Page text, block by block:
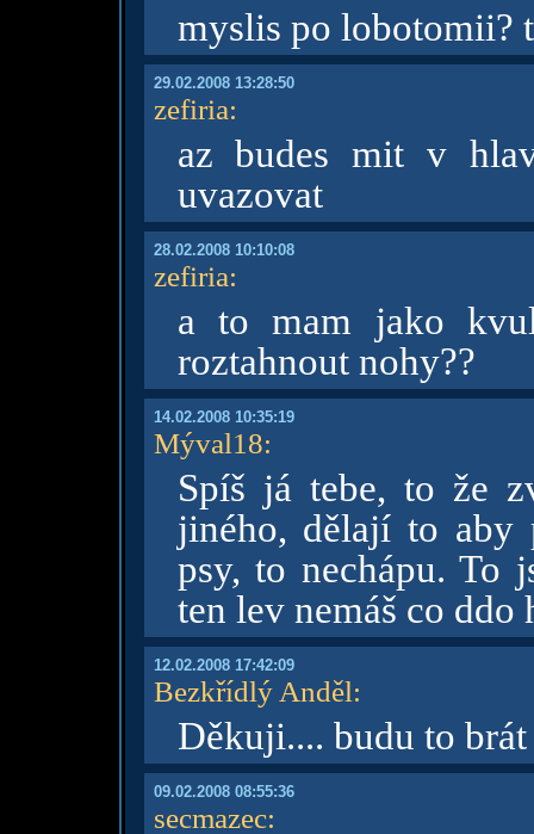
myslis po lobotomii?
29.02.2008 13:28:50
zefiria:
az budes mit v
uvazovat
28.02.2008 10:10:08
zefiria:
a to mam jako
roztahnout nohy??
14.02.2008 10:35:19
Mýval18:
Spíš já tebe, to že
jiného, dělají to aby
psy, to nechápu. To
ten lev nemáš co ddo
12.02.2008 17:42:09
Bezkřídlý Anděl:
Děkuji.... budu to
09.02.2008 08:55:36
secmazec: